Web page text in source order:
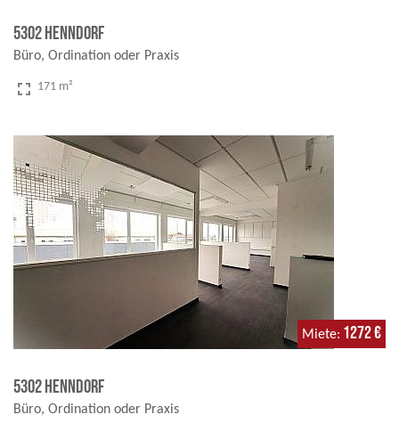
5302 Henndorf
Büro, Ordination oder Praxis
fullscreen 171 m²
Miete 1272 €
5302 Henndorf
Büro, Ordination oder Praxis